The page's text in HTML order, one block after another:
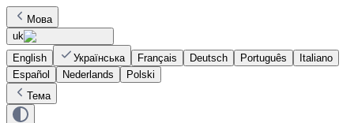
Мова
uk
English
Українська Français Deutsch Português
Italiano
Español
Nederlands
Polski
Тема